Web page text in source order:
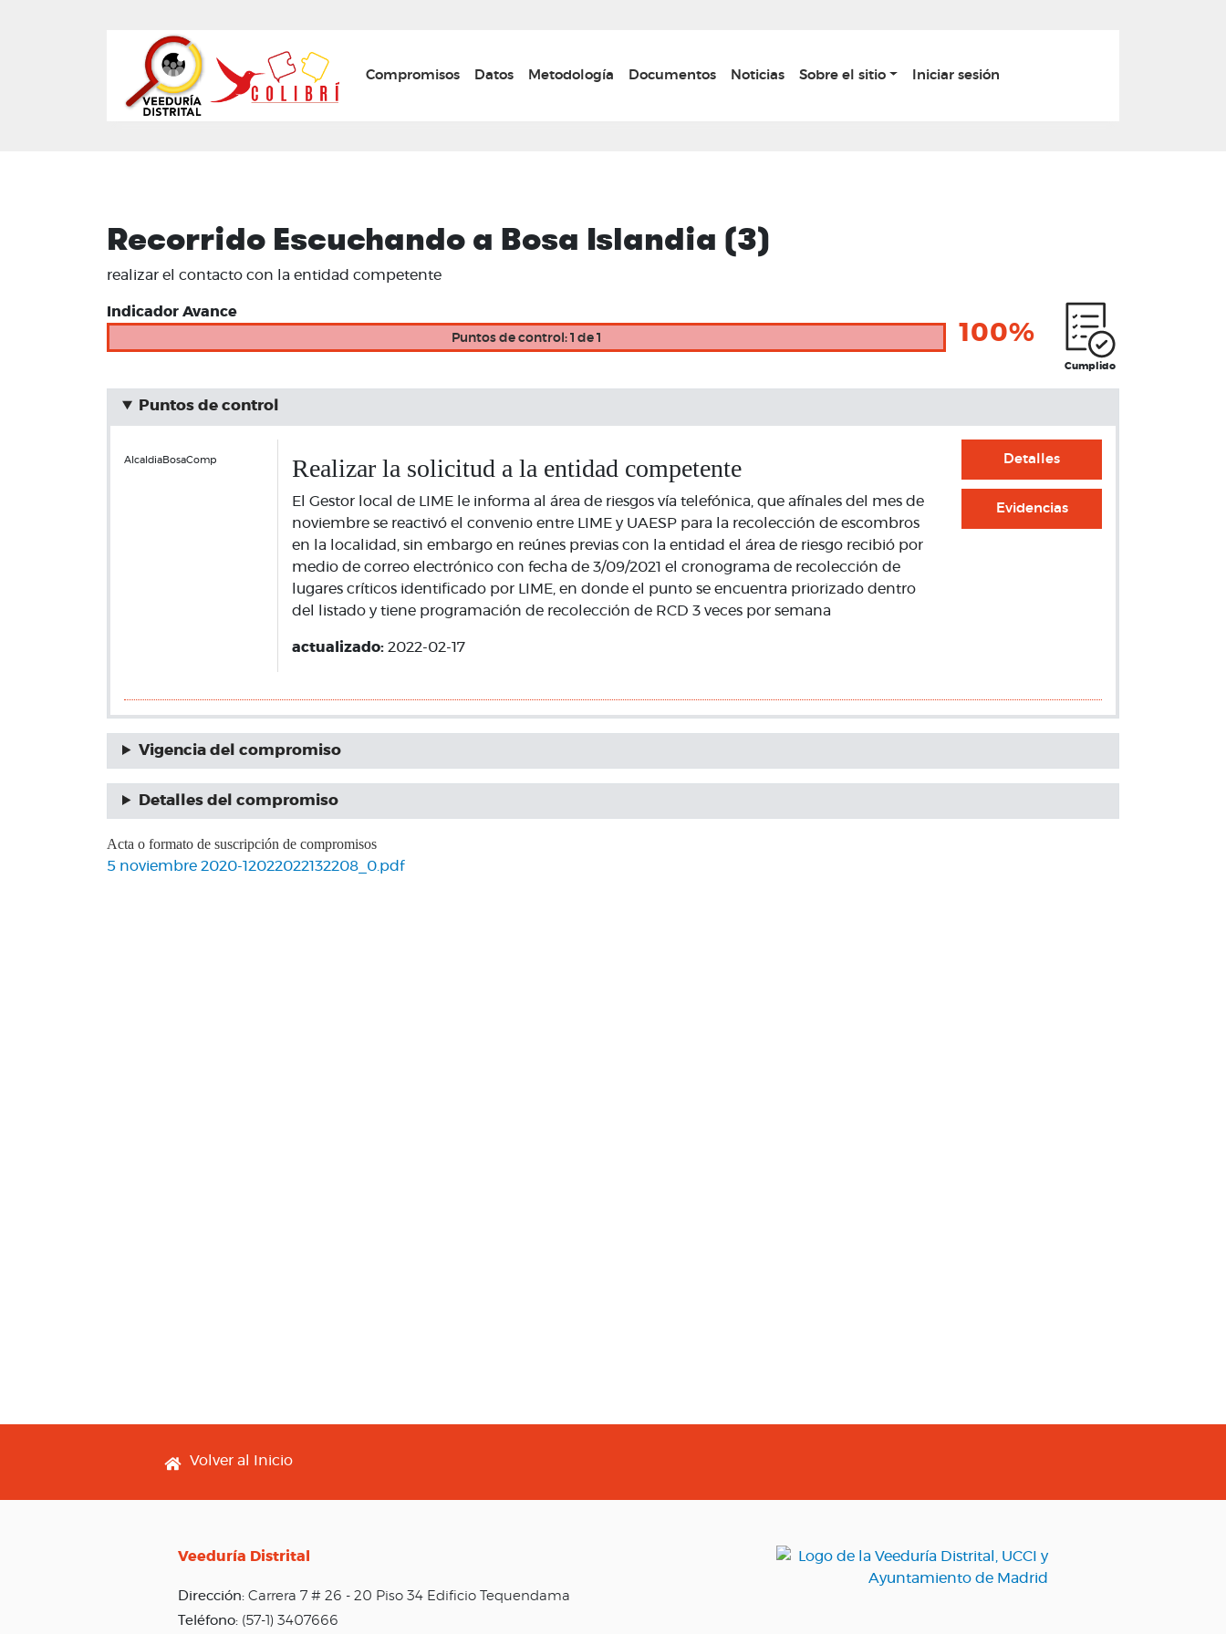
principal
Main navigation
Compromisos Datos Metodología Documentos Noticias Sobre el sitio Iniciar sesión
Recorrido Escuchando a Bosa Islandia (3)
realizar el contacto con la entidad competente
Indicador Avance
Puntos de control: 1 de 1 100%
Cumplido
Puntos de control
AlcaldiaBosaComp Realizar la solicitud a la entidad competente
El Gestor local de LIME le informa al área de riesgos vía telefónica, que afínales del mes de
noviembre se reactivó el convenio entre LIME y UAESP para la recolección de escombros
en la localidad, sin embargo en reúnes previas con la entidad el área de riesgo recibió por
medio de correo electrónico con fecha de 3/09/2021 el cronograma de recolección de
lugares críticos identificado por LIME, en donde el punto se encuentra priorizado dentro
del listado y tiene programación de recolección de RCD 3 veces por semana
actualizado: 2022-02-17
Detalles
Evidencias
Vigencia del compromiso
Detalles del compromiso
Acta o formato de suscripción de compromisos
5 noviembre 2020-12022022132208_0.pdf
Footer menu
Volver al Inicio
Veeduría Distrital
Dirección: Carrera 7 # 26 - 20 Piso 34 Edificio Tequendama
Teléfono: (57-1) 3407666